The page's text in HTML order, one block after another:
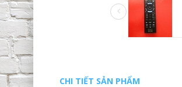
CHI TIẾT SẢN PHẨM